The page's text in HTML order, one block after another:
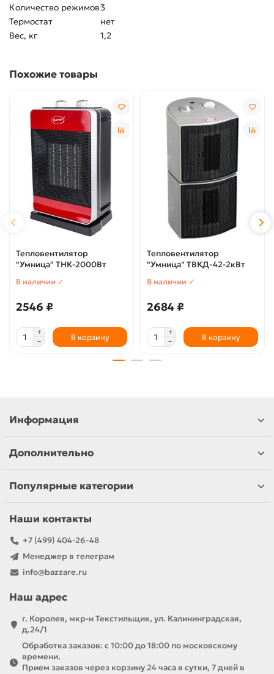
Количество режимов3
Термостат
нет
Вес, кг
1,2
Похожие товары
Тепловентилятор
"Умница" ТНК-2000Вт
В наличии ✓
2546 ₽
В корзину
Тепловентилятор
"Умница" ТВКД-42-2кВт
В наличии ✓
2684 ₽
В корзину
Информация
Дополнительно
Популярные категории
Наши контакты
+7 (499) 404-26-48
Менеджер в телеграм
info@bazzare.ru
Наш адрес
г. Королев, мкр-н Текстильщик, ул. Калининградская,
д.24/1
Обработка заказов: с 10:00 до 18:00 по московскому
времени.
Прием заказов через корзину 24 часа в сутки, 7 дней в